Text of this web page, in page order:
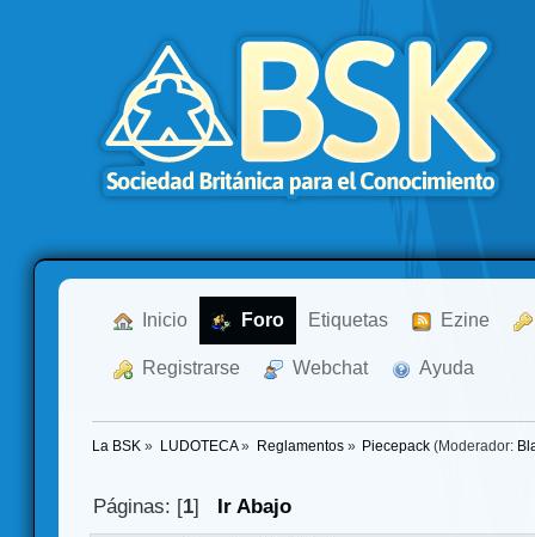
Inicio Foro Etiquetas Ezine
Registrarse Webchat Ayuda
La BSK » LUDOTECA» Reglamentos» Piecepack (Moderador:
Páginas: [1]
Ir Abajo